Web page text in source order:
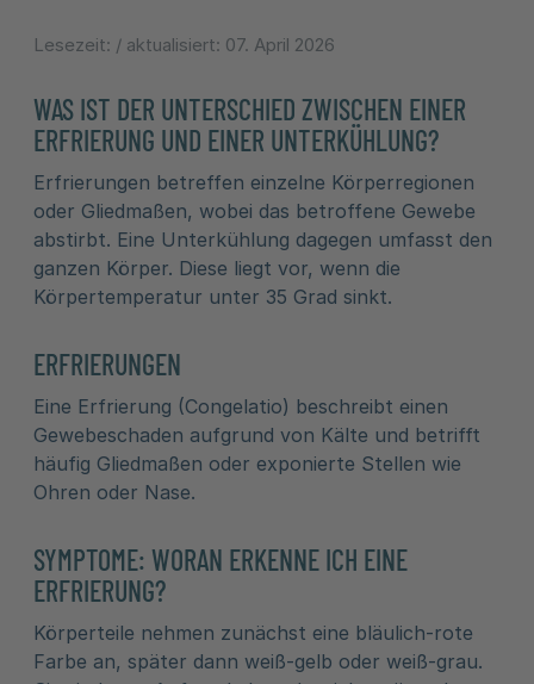
Lesezeit: / aktualisiert: 07. April 2026
WAS IST DER UNTERSCHIED ZWISCHEN EINER
ERFRIERUNG UND EINER UNTERKÜHLUNG?
Erfrierungen betreffen einzelne Körperregionen
oder Gliedmaßen, wobei das betroffene Gewebe
abstirbt. Eine Unterkühlung dagegen umfasst den
ganzen Körper. Diese liegt vor, wenn die
Körpertemperatur unter 35 Grad sinkt.
ERFRIERUNGEN
Eine Erfrierung (Congelatio) beschreibt einen
Gewebeschaden aufgrund von Kälte und betrifft
häufig Gliedmaßen oder exponierte Stellen wie
Ohren oder Nase.
SYMPTOME: WORAN ERKENNE ICH EINE
ERFRIERUNG?
Körperteile nehmen zunächst eine bläulich-rote
Farbe an, später dann weiß-gelb oder weiß-grau.